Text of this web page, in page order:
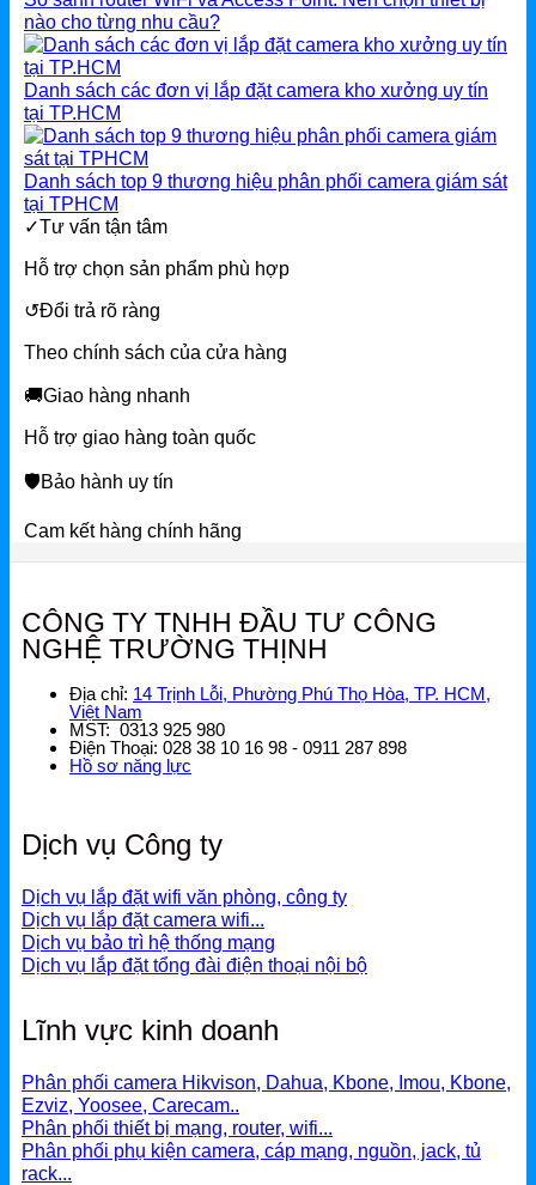
nào cho từng nhu cầu?
Danh sách các đơn vị lắp đặt camera kho xưởng uy tín
tại TP.HCM
Danh sách top 9 thương hiệu phân phối camera giám sát
tại TPHCM
✓Tư vấn tận tâm
Hỗ trợ chọn sản phẩm phù hợp
↺Đổi trả rõ ràng
Theo chính sách của cửa hàng
🚚Giao hàng nhanh
Hỗ trợ giao hàng toàn quốc
🛡Bảo hành uy tín
Cam kết hàng chính hãng
CÔNG TY TNHH ĐẦU TƯ CÔNG
NGHỆ TRƯỜNG THỊNH
Địa chỉ: 14 Trịnh Lỗi, Phường Phú Thọ Hòa, TP. HCM,
Việt Nam
MST: 0313 925 980
Điện Thoại: 028 38 10 16 98 - 0911 287 898
Hồ sơ năng lực
Dịch vụ Công ty
Dịch vụ lắp đặt wifi văn phòng, công ty
Dịch vụ lắp đặt camera wifi...
Dịch vụ bảo trì hệ thống mạng
Dịch vụ lắp đặt tổng đài điện thoại nội bộ
Lĩnh vực kinh doanh
Phân phối camera Hikvison, Dahua, Kbone, Imou, Kbone,
Ezviz, Yoosee, Carecam..
Phân phối thiết bị mạng, router, wifi...
Phân phối phụ kiện camera, cáp mạng, nguồn, jack, tủ
rack...